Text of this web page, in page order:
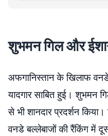
शुभमन गिल और
अफगानिस्तान के खिलाफ वनडे
यादगार साबित हुई। शुभमन
से भी शानदार प्रदर्शन किया।
वनडे बल्लेबाजों की रैंकिंग में